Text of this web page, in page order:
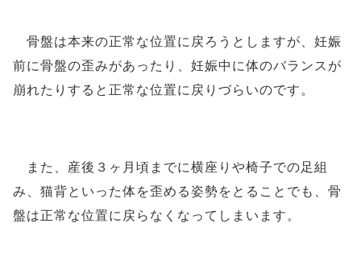
骨盤は本来の正常な位置に戻ろうとしますが、妊娠
前に骨盤の歪みがあったり、妊娠中に体のバランスが
崩れたりすると正常な位置に戻りづらいのです。
また、産後３ヶ月頃までに横座りや椅子での足組
み、猫背といった体を歪める姿勢をとることでも、骨
盤は正常な位置に戻らなくなってしまいます。